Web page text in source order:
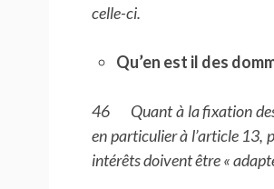
celle-ci.
Qu’en est il des
46 Quant à la fixation des
en particulier à l’article 13,
intérêts doivent être «